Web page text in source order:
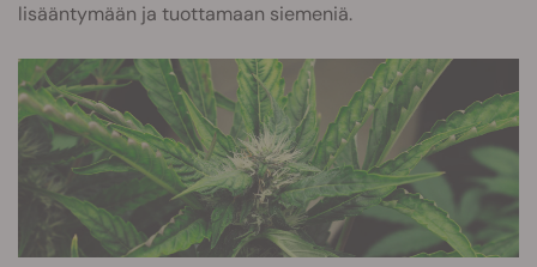
lisääntymään ja tuottamaan siemeniä.